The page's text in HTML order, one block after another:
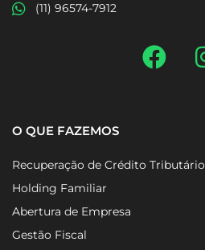
(11) 96574-7912
O QUE FAZEMOS
Recuperação de Crédito Tributário
Holding Familiar
Abertura de Empresa
Gestão Fiscal